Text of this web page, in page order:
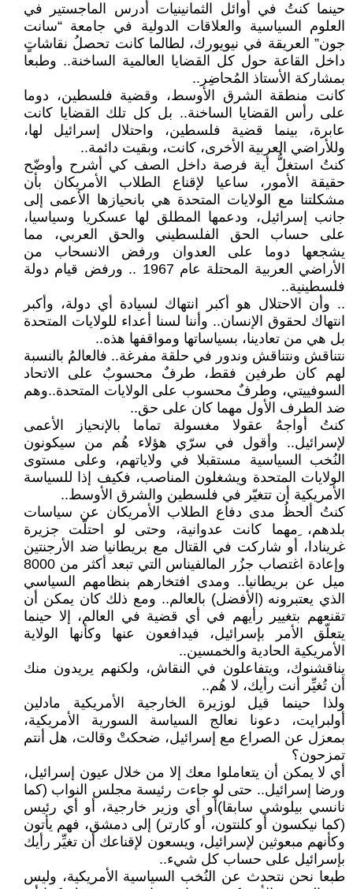
حينما كنتُ في أوائل الثمانينيات أدرس الماجستير في
العلوم السياسية والعلاقات الدولية في جامعة “سانت
جون” العريقة في نيويورك، لطالما كانت تحصلُ نقاشاتٍ
داخل القاعة حول كل القضايا العالمية الساخنة.. وطبعا
بمشاركة الأستاذ المُحاضِر..
كانت منطقة الشرق الأوسط، وقضية فلسطين، دوما
على رأس القضايا الساخنة.. بل كل تلك القضايا كانت
عابرة، بينما قضية فلسطين، واحتلال إسرائيل لها،
وللأراضي العربية الأخرى، كانت، وبقيت دائمة..
كنتُ استغلُّ أية فرصة داخل الصف كي أشرح وأوضّح
حقيقة الأمور، ساعيا لإقناع الطلاب الأمريكان بأن
مشكلتنا مع الولايات المتحدة هي بانحيازها الأعمى إلى
جانب إسرائيل، ودعمها المطلق لها عسكريا وسياسيا،
على حساب الحق الفلسطيني والحق العربي، مما
يشجعها دوما على العدوان ورفض الانسحاب من
الأراضي العربية المحتلة عام 1967 .. ورفض قيام دولة
فلسطينية..
.. وأن الاحتلال هو أكبر انتهاك لسيادة أي دولة، وأكبر
انتهاك لحقوق الإنسان.. وأننا لسنا أعداء للولايات المتحدة
بل هي من تعادينا، بسياساتها ومواقفها هذه..
نتناقش ونتناقش وندور في حلقة مفرغة.. فالعالمُ بالنسبة
لهم كان طرفين فقط، طرفٌ محسوبٌ على الاتحاد
السوفييتي، وطرفٌ محسوب على الولايات المتحدة..وهم
ضد الطرف الأول مهما كان على حق..
كنتُ أواجهُ عقولا مغسولة تماما بالإنحياز الأعمى
لإسرائيل.. وأقول في سرّي هؤلاء هُم من سيكونون
النُخب السياسية مستقبلا في ولاياتهم، وعلى مستوى
الولايات المتحدة ويشغلون المناصب، فكيف إذا للسياسة
الأمريكية أن تتغيّر في فلسطين والشرق الأوسط..
كنتُ ألحظُ مدى دفاع الطلاب الأمريكان عن سياسات
بلدهم، ِمهما كانت عدوانية، وحتى لو احتلّت جزيرة
غرينادا، أو شاركت في القتال مع بريطانيا ضد الأرجنتين
وإعادة اغتصاب جزُر المالفيناس التي تبعد أكثر من 8000
ميل عن بريطانيا.. ومدى افتخارهم بنظامهم السياسي
الذي يعتبرونه (الأفضل) بالعالم.. ومع ذلك كان يمكن أن
تقنعهم بتغيير رأيهم في أي قضية في العالم، إلا حينما
يتعلّق الأمر بإسرائيل، فيدافعون عنها وكأنها الولاية
الأمريكية الحادية والخمسين..
يناقشنوك، ويتفاعلون في النقاش، ولكنهم يريدون منك
أن تُغيِّر أنت رأيك، لا هُم..
ولذا حينما قيل لوزيرة الخارجية الأمريكية مادلين
أولبرايت، دعونا نعالج السياسة السورية الأمريكية،
بمعزل عن الصراع مع إسرائيل، ضحكتْ وقالت، هل أنتم
تمزحون؟
أي لا يمكن أن يتعاملوا معك إلا من خلال عيون إسرائيل،
ورضا إسرائيل.. حتى لو جاءت رئيسة مجلس النواب (كما
نانسي بيلوشي سابقا)أو أي وزير خارجية، أو أي رئيس
(كما نيكسون أو كلنتون، أو كارتر) إلى دمشق، فهم يأتون
وكأنهم مبعوثين لإسرائيل، ويسعون لإقناعك أن تغيِّر رأيك
بإسرائيل على حساب كل شيء..
طبعا نحن نتحدث عن النُخب السياسية الأمريكية، وليس